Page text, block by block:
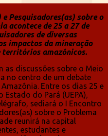
Pesquisadores(as) sobre o
acontece de 25 a 27 de
de diversas
impactos da mineração
territórios amazônicos.
as discussões sobre o Meio
no centro de um debate
Entre os dias 25 e
Estado do Pará (UEPA),
sediará o I Encontro
sobre o Problema
reunirá na capital
estudantes e